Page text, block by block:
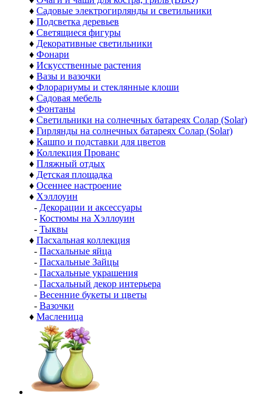
♦ Садовые электрогирлянды и светильники
♦ Подсветка деревьев
♦ Светящиеся фигуры
♦ Декоративные светильники
♦ Фонари
♦ Искусственные растения
♦ Вазы и вазочки
♦ Флорариумы и стеклянные клоши
♦ Садовая мебель
♦ Фонтаны
♦ Светильники на солнечных батареях Солар (Solar)
♦ Гирлянды на солнечных батареях Солар (Solar)
♦ Кашпо и подставки для цветов
♦ Коллекция Прованс
♦ Пляжный отдых
♦ Детская площадка
♦ Осеннее настроение
♦ Хэллоуин
- Декорации и аксессуары
- Костюмы на Хэллоуин
- Тыквы
♦ Пасхальная коллекция
- Пасхальные яйца
- Пасхальные Зайцы
- Пасхальные украшения
- Пасхальный декор интерьера
- Весенние букеты и цветы
- Вазочки
♦ Масленица